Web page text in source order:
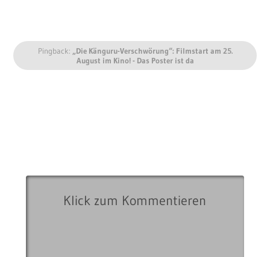
Pingback: „Die Känguru-Verschwörung“: Filmstart am 25.
August im Kino! - Das Poster ist da